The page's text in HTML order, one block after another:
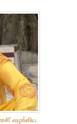
வழங்கிய